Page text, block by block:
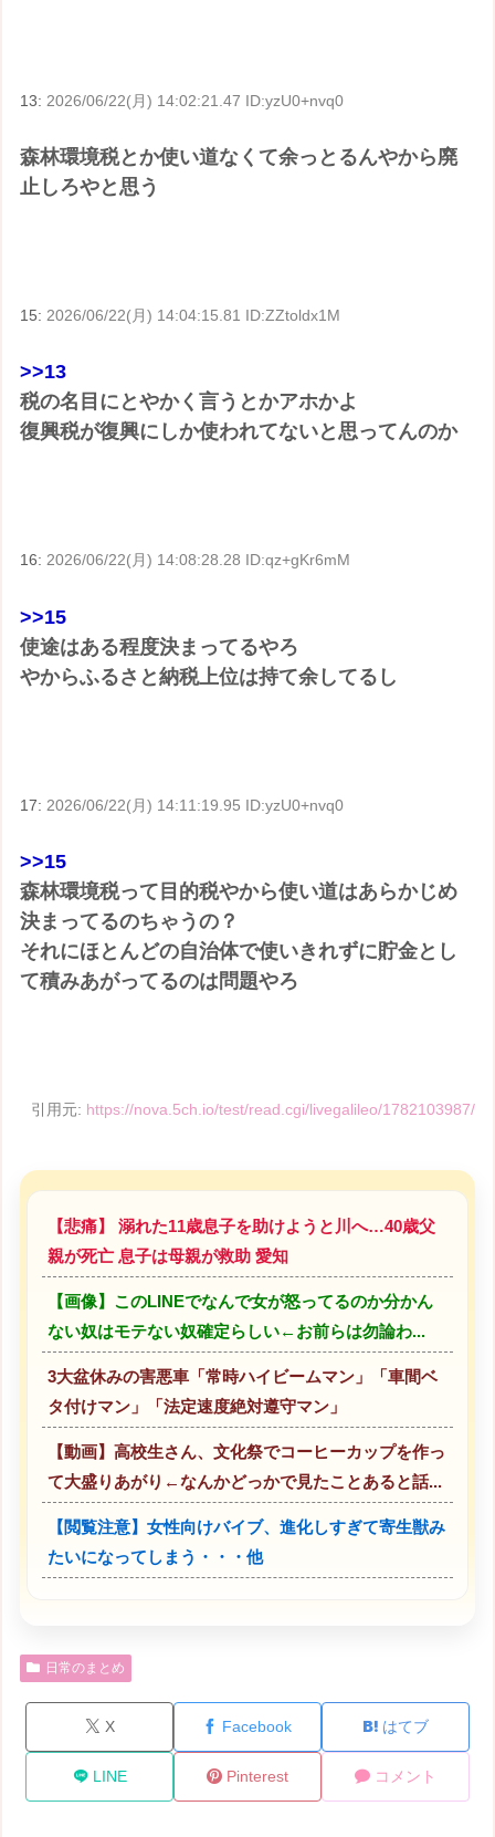
13: 2026/06/22(月) 14:02:21.47 ID:yzU0+nvq0
森林環境税とか使い道なくて余っとるんやから廃
止しろやと思う
15: 2026/06/22(月) 14:04:15.81 ID:ZZtoldx1M
>>13
税の名目にとやかく言うとかアホかよ
復興税が復興にしか使われてないと思ってんのか
16:2026/06/22(月) 14:08:28.28 ID:qz+gKr6mM
>>15
使途はある程度決まってるやろ
やからふるさと納税上位は持て余してるし
17: 2026/06/22(月) 14:11:19.95 ID:yzU0+nvq0
>>15
森林環境税って目的税やから使い道はあらかじめ
決まってるのちゃうの？
それにほとんどの自治体で使いきれずに貯金とし
て積みあがってるのは問題やろ
引用元: https://nova.5ch.io/test/read.cgi/livegalileo/1782103987/
【悲痛】 溺れた11歳息子を助けようと川へ…40歳父
親が死亡 息子は母親が救助 愛知
【画像】このLINEでなんで女が怒ってるのか分かん
ない奴はモテない奴確定らしい←お前らは勿論わ...
3大盆休みの害悪車「常時ハイビームマン」「車間ベ
タ付けマン」「法定速度絶対遵守マン」
【動画】高校生さん、文化祭でコーヒーカップを作っ
て大盛りあがり←なんかどっかで見たことあると話...
【閲覧注意】女性向けバイブ、進化しすぎて寄生獣み
たいになってしまう・・・他
日常のまとめ
X Facebook はてブ
LINE Pinterest コメント